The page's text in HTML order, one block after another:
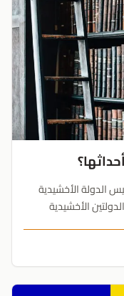
الدولة الأخشيدية
الأخشيدية
الدولة...